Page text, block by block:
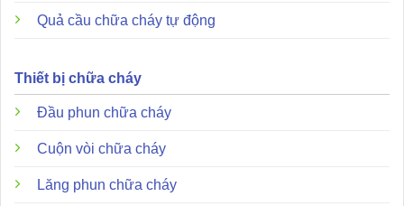
Chứng nhận AH-0822 (UL)
Đặc điểm và ưu điểm nổi bật
Quả cầu chữa cháy tự động
Thiết bị chữa cháy
Đầu phun chữa cháy
Cuộn vòi chữa cháy
Lăng phun chữa cháy